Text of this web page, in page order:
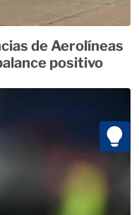
de Aerolíneas
positivo